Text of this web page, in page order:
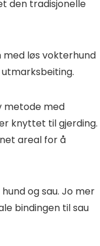
den tradisjonelle
løs vokterhund
metode med
knyttet til gjerding.
areal for å
og sau. Jo mer
bindingen til sau